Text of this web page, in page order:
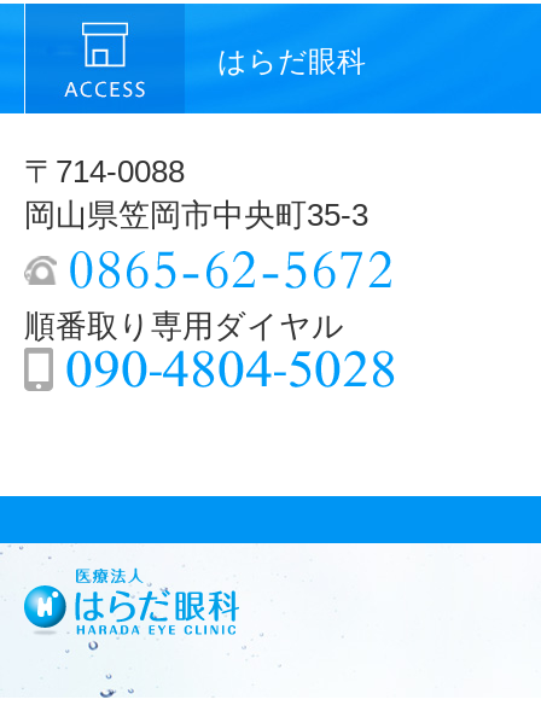
はらだ眼科
〒714-0088
岡山県笠岡市中央町35-3
順番取り専用ダイヤル